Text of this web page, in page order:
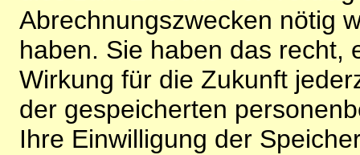
Abrechnungszwecken nötig
haben. Sie haben das recht,
Wirkung für die Zukunft
der gespeicherten
Ihre Einwilligung der